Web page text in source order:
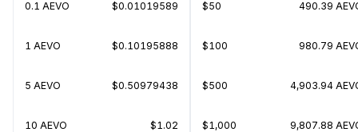
0.1 AEVO $0.01019589
1 AEVO $0.10195888
5 AEVO $0.50979438
10 AEVO $1.02
$50 490.39
$100 980.79
$500 4,903.94
$1,000 9,807.88